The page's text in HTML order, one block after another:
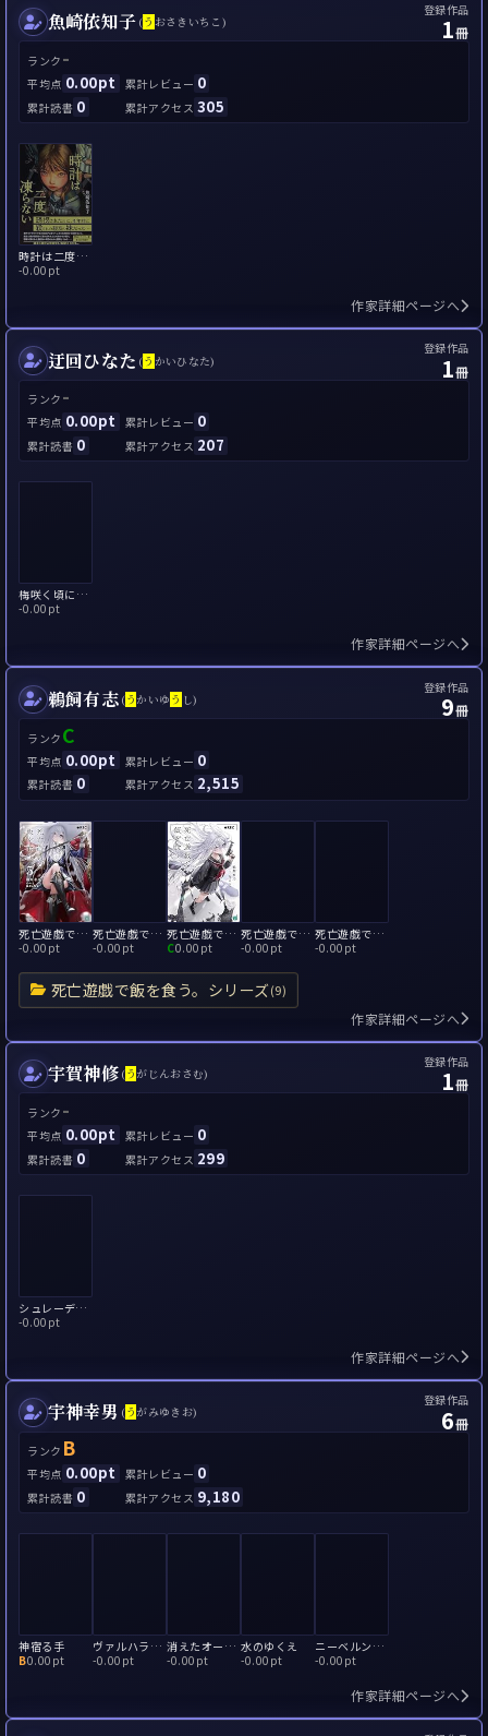
魚崎依知子 (う おさきいちこ)
登録作品
1冊
ランク -
平均点 0.00pt 累計レビュー 0
累計読書 0 累計アクセス 305
時計は二度凍らない
-0.00pt
作家詳細ページへ
迂回ひなた (う かいひなた)
登録作品
1冊
ランク -
平均点 0.00pt 累計レビュー 0
累計読書 0 累計アクセス 207
梅咲く頃にまた会おう
-0.00pt
作家詳細ページへ
鵜飼有志 (う かいゆ う し)
登録作品
9冊
ランク C
平均点 0.00pt 累計レビュー 0
累計読書 0 累計アクセス 2,515
死亡遊戯で飯を食う。シリーズ(9)
死亡遊戯で飯を食う。5
-0.00pt
死亡遊戯で飯を食う。8
-0.00pt
死亡遊戯で飯を食う。
C0.00pt
死亡遊戯で飯を食う。9
-0.00pt
死亡遊戯で飯を食う。2
-0.00pt
作家詳細ページへ
宇賀神修 (う がじんおさむ)
登録作品
1冊
ランク -
平均点 0.00pt 累計レビュー 0
累計読書 0 累計アクセス 299
シュレーディンガーの妖精
-0.00pt
作家詳細ページへ
宇神幸男 (う がみゆきお)
登録作品
6冊
ランク B
平均点 0.00pt 累計レビュー 0
累計読書 0 累計アクセス 9,180
神宿る手
B0.00pt
ヴァルハラ城の悪魔
-0.00pt
消えたオーケストラ
-0.00pt
水のゆくえ
-0.00pt
ニーベルングの城
-0.00pt
作家詳細ページへ